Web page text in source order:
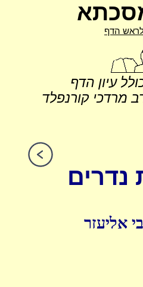
לראש הדף
עיון הדף
מרדכי קורנפלד
אליעזר